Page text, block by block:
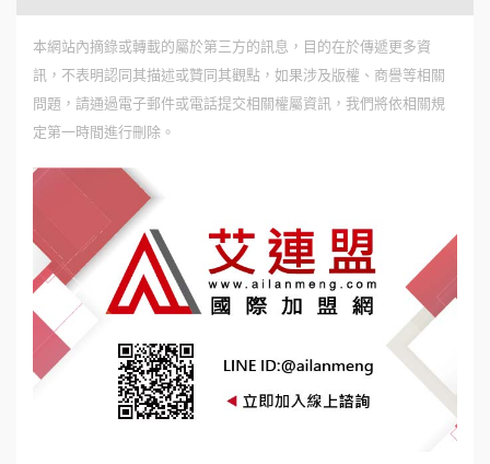
本網站內摘錄或轉載的屬於第三方的訊息，目的在於傳遞更多資
訊，不表明認同其描述或贊同其觀點，如果涉及版權、商譽等相關
問題，請通過電子郵件或電話提交相關權屬資訊，我們將依相關規
定第一時間進行刪除。